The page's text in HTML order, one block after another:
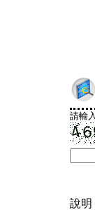
請輸
說明